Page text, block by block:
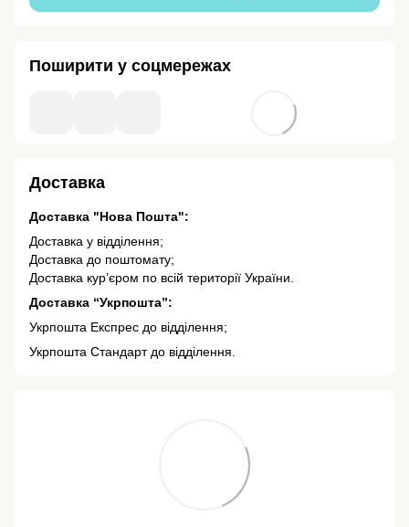
Поширити у соцмережах
Доставка
Доставка "Нова Пошта":
Доставка у відділення;
Доставка до поштомату;
Доставка кур’єром по всій території України.
Доставка “Укрпошта”:
Укрпошта Експрес до відділення;
Укрпошта Стандарт до відділення.